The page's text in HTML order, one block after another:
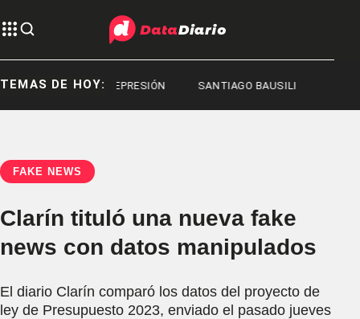
TEMAS DE HOY:REPRESIÓN SANTIAGO BAUSILI
FAKE NEWS
Clarín tituló una nueva fake
news con datos manipulados
El diario Clarín comparó los datos del proyecto de
ley de Presupuesto 2023, enviado el pasado jueves